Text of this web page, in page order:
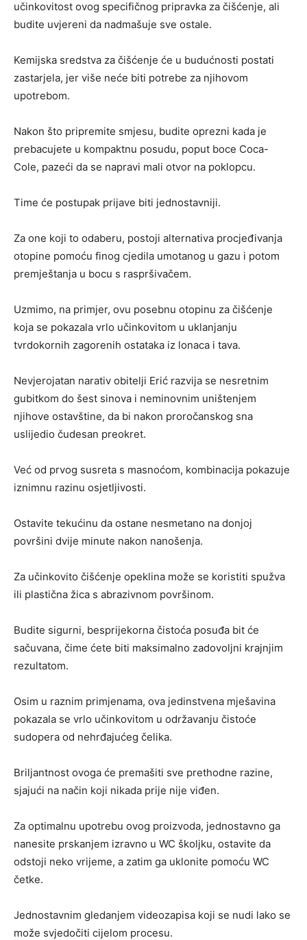
učinkovitost ovog specifičnog pripravka za čišćenje, ali
budite uvjereni da nadmašuje sve ostale.
Kemijska sredstva za čišćenje će u budućnosti postati
zastarjela, jer više neće biti potrebe za njihovom
upotrebom.
Nakon što pripremite smjesu, budite oprezni kada je
prebacujete u kompaktnu posudu, poput boce Coca-
Cole, pazeći da se napravi mali otvor na poklopcu.
Time će postupak prijave biti jednostavniji.
Za one koji to odaberu, postoji alternativa procjeđivanja
otopine pomoću finog cjedila umotanog u gazu i potom
premještanja u bocu s raspršivačem.
Uzmimo, na primjer, ovu posebnu otopinu za čišćenje
koja se pokazala vrlo učinkovitom u uklanjanju
tvrdokornih zagorenih ostataka iz lonaca i tava.
Nevjerojatan narativ obitelji Erić razvija se nesretnim
gubitkom do šest sinova i neminovnim uništenjem
njihove ostavštine, da bi nakon proročanskog sna
uslijedio čudesan preokret.
Već od prvog susreta s masnoćom, kombinacija pokazuje
iznimnu razinu osjetljivosti.
Ostavite tekućinu da ostane nesmetano na donjoj
površini dvije minute nakon nanošenja.
Za učinkovito čišćenje opeklina može se koristiti spužva
ili plastična žica s abrazivnom površinom.
Budite sigurni, besprijekorna čistoća posuđa bit će
sačuvana, čime ćete biti maksimalno zadovoljni krajnjim
rezultatom.
Osim u raznim primjenama, ova jedinstvena mješavina
pokazala se vrlo učinkovitom u održavanju čistoće
sudopera od nehrđajućeg čelika.
Briljantnost ovoga će premašiti sve prethodne razine,
sjajući na način koji nikada prije nije viđen.
Za optimalnu upotrebu ovog proizvoda, jednostavno ga
nanesite prskanjem izravno u WC školjku, ostavite da
odstoji neko vrijeme, a zatim ga uklonite pomoću WC
četke.
Jednostavnim gledanjem videozapisa koji se nudi lako se
može svjedočiti cijelom procesu.